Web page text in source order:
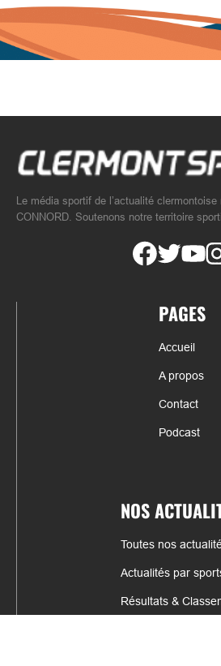
Le média sportif de l’actualité
CONNORD. Soutenons notre territoire
PAGES
Accueil
A propos
Contact
Podcast
NOS
Toutes nos
Actualités par
Résultats &